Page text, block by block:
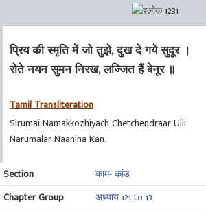
प्रिय की स्मृति में जो तुझे, दुख दे गये सुदूर ।
रोते नयन सुमन निरख, लज्जित हैं बेनूर ॥
Tamil Transliteration
Sirumai Namakkozhiyach Chetchendraar Ulli
Narumalar Naanina Kan.
Section
काम- कांड
Chapter Group
अध्याय 121 to 13